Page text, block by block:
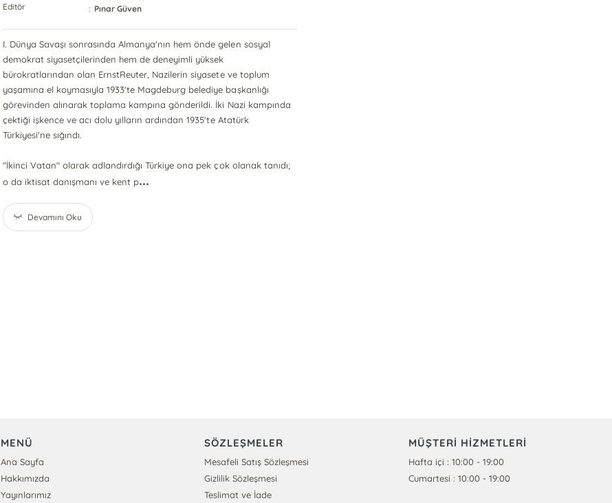
Editör
: Pınar Güven
I. Dünya Savaşı sonrasında Almanya'nın hem önde gelen sosyal
demokrat siyasetçilerinden hem de deneyimli yüksek
bürokratlarından olan ErnstReuter, Nazilerin siyasete ve toplum
yaşamına el koymasıyla 1933'te Magdeburg belediye başkanlığı
görevinden alınarak toplama kampına gönderildi. İki Nazi kampında
çektiği işkence ve acı dolu yılların ardından 1935'te Atatürk
Türkiyesi'ne sığındı.
"İkinci Vatan" olarak adlandırdığı Türkiye ona pek çok olanak tanıdı;
o da iktisat danışmanı ve kent p...
Devamını Oku
MENÜ
Ana Sayfa
Hakkımızda
Yayınlarımız
SÖZLEŞMELER
Mesafeli Satış Sözleşmesi
Gizlilik Sözleşmesi
Teslimat ve İade
MÜŞTERİ HİZMETLERİ
Hafta içi : 10:00 - 19:00
Cumartesi : 10:00 - 19:00